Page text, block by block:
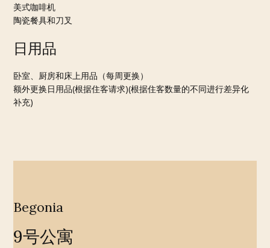
美式咖啡机
陶瓷餐具和刀叉
日用品
卧室、厨房和床上用品（每周更换）
额外更换日用品(根据住客请求)(根据住客数量的不同进行差异化
补充)
Begonia
9号公寓